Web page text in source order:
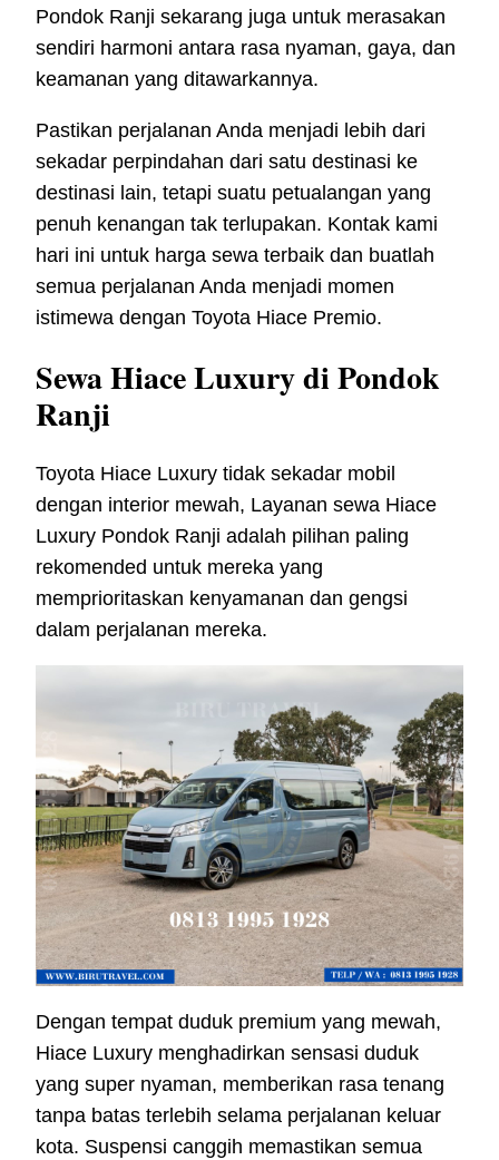
Pondok Ranji sekarang juga untuk merasakan
sendiri harmoni antara rasa nyaman, gaya, dan
keamanan yang ditawarkannya.
Pastikan perjalanan Anda menjadi lebih dari
sekadar perpindahan dari satu destinasi ke
destinasi lain, tetapi suatu petualangan yang
penuh kenangan tak terlupakan. Kontak kami
hari ini untuk harga sewa terbaik dan buatlah
semua perjalanan Anda menjadi momen
istimewa dengan Toyota Hiace Premio.
Sewa Hiace Luxury di Pondok
Ranji
Toyota Hiace Luxury tidak sekadar mobil
dengan interior mewah, Layanan sewa Hiace
Luxury Pondok Ranji adalah pilihan paling
rekomended untuk mereka yang
memprioritaskan kenyamanan dan gengsi
dalam perjalanan mereka.
Dengan tempat duduk premium yang mewah,
Hiace Luxury menghadirkan sensasi duduk
yang super nyaman, memberikan rasa tenang
tanpa batas terlebih selama perjalanan keluar
kota. Suspensi canggih memastikan semua